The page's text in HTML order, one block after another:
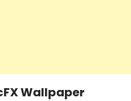
Wallpaper